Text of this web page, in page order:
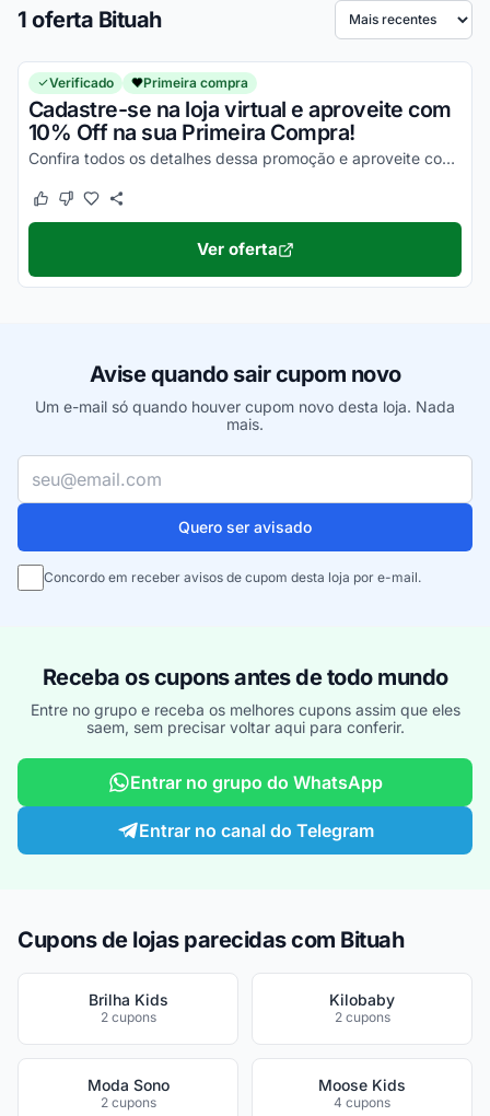
1 oferta Bituah Ordenar por
Verificado Primeira compra
Cadastre-se na loja virtual e aproveite com
10% Off na sua Primeira Compra!
Confira todos os detalhes dessa promoção e aproveite com vantagens simplesmente incríveis!
Este cupom funcionou
Este cupom não funcionou
Ver oferta
Avise quando sair cupom novo
Um e-mail só quando houver cupom novo desta loja. Nada
mais.
Quero ser avisado
Concordo em receber avisos de cupom desta loja por e-mail.
Receba os cupons antes de todo mundo
Entre no grupo e receba os melhores cupons assim que eles
saem, sem precisar voltar aqui para conferir.
Entrar no grupo do WhatsApp
Entrar no canal do Telegram
Cupons de lojas parecidas com Bituah
Brilha Kids
2 cupons
Kilobaby
2 cupons
Moda Sono
2 cupons
Moose Kids
4 cupons